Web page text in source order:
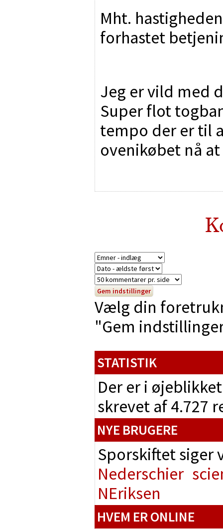
Mht.
forhastet
Jeg er vild med
Super flot
tempo der er til
ovenikøbet nå
Vælg din
"Gem
STATISTIK
Der er i
skrevet af 4.727
NYE BRUGERE
Sporskiftet
Nederschier
NEriksen
HVEM ER ONLINE